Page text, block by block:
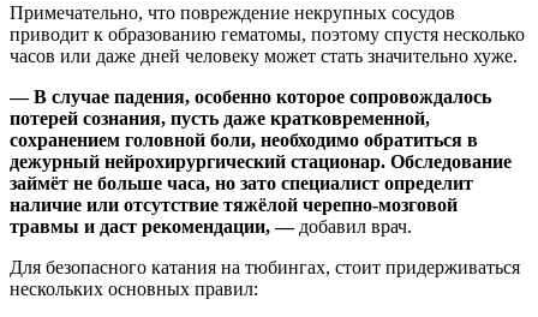
Примечательно, что повреждение некрупных сосудов
приводит к образованию гематомы, поэтому спустя несколько
часов или даже дней человеку может стать значительно хуже.
— В случае падения, особенно которое сопровождалось
потерей сознания, пусть даже кратковременной,
сохранением головной боли, необходимо обратиться в
дежурный нейрохирургический стационар. Обследование
займёт не больше часа, но зато специалист определит
наличие или отсутствие тяжёлой черепно-мозговой
травмы и даст рекомендации, —добавил врач.
Для безопасного катания на тюбингах, стоит придерживаться
нескольких основных правил: